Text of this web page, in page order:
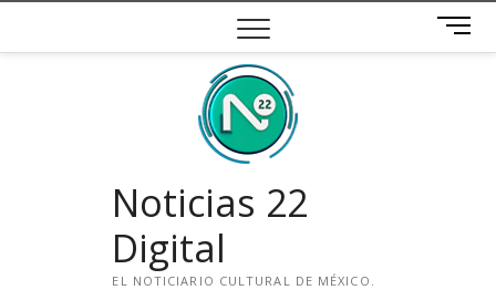
contenido
B
o
Noticias 22
Digital
EL NOTICIARIO CULTURAL DE MÉXICO.